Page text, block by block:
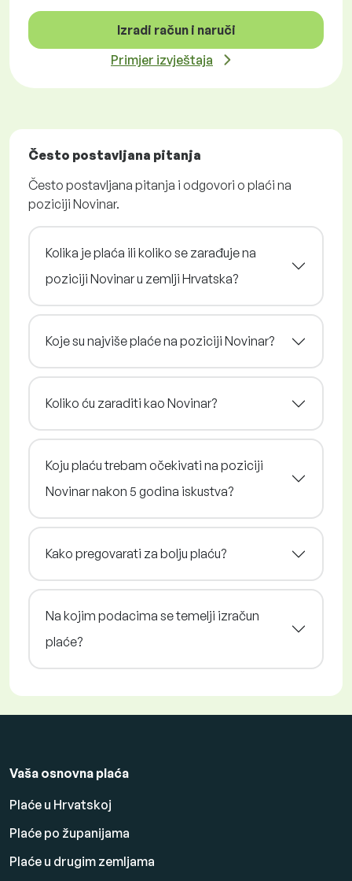
Izradi račun i naruči
Primjer izvještaja
Često postavljana pitanja
Često postavljana pitanja i odgovori o plaći na
poziciji Novinar.
Kolika je plaća ili koliko se zarađuje na
poziciji Novinar u zemlji Hrvatska?
Koje su najviše plaće na poziciji Novinar?
Koliko ću zaraditi kao Novinar?
Koju plaću trebam očekivati na poziciji
Novinar nakon 5 godina iskustva?
Kako pregovarati za bolju plaću?
Na kojim podacima se temelji izračun
plaće?
Vaša osnovna plaća
Plaće u Hrvatskoj
Plaće po županijama
Plaće u drugim zemljama